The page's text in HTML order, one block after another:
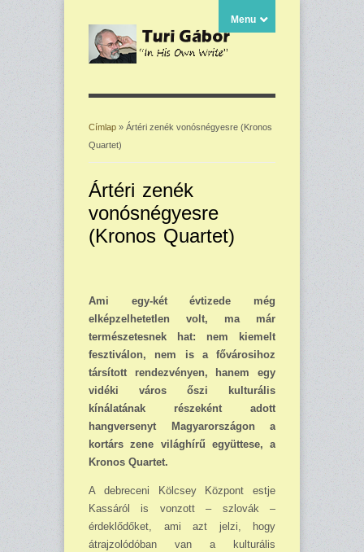
Menu
Jelenlegi hely
Címlap » Ártéri zenék vonósnégyesre (Kronos
Quartet)
Ártéri zenék
vonósnégyesre
(Kronos Quartet)
Ami egy-két évtizede még
elképzelhetetlen volt, ma már
természetesnek hat: nem kie­melt
fesztiválon, nem is a fővárosihoz
társított rendezvényen, hanem egy
vidéki város őszi kultu­rális
kínálatának részeként adott
hangversenyt Magyarországon a
kortárs zene világhírű együttese, a
Kronos Quartet.
A debreceni Kölcsey Központ estje
Kassáról is vonzott – szlovák –
érdeklődőket, ami azt jelzi, hogy
átrajzolódóban van a kulturális